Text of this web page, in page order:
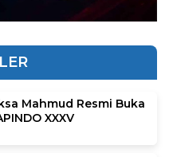
Mahmud Resmi Buka
XXXV